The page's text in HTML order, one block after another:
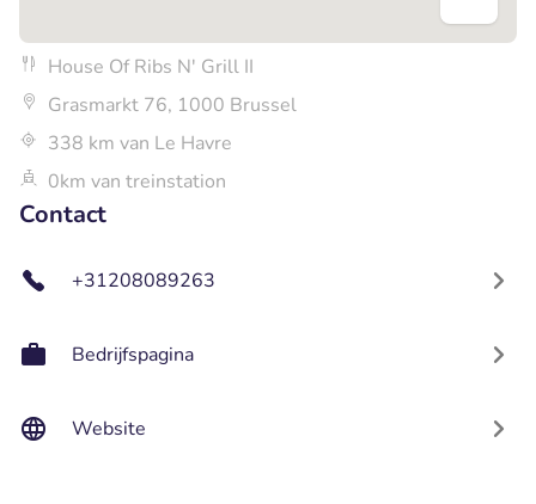
House Of Ribs N' Grill II
Grasmarkt 76, 1000 Brussel
338 km van Le Havre
0km van treinstation
Contact
+31208089263
Bedrijfspagina
Website